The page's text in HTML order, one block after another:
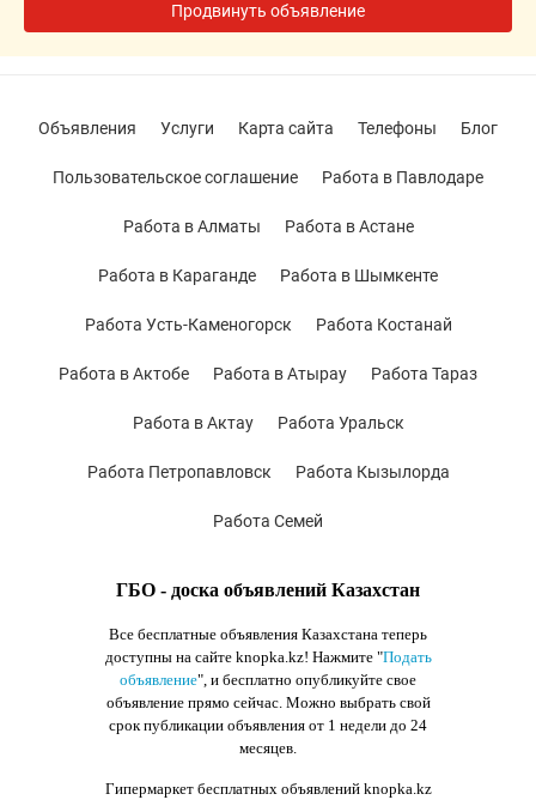
Продвинуть объявление
ГБО - доска объявлений Казахстан
Все бесплатные объявления Казахстана теперь
доступны на сайте knopka.kz! Нажмите "Подать
объявление", и бесплатно опубликуйте свое
объявление прямо сейчас. Можно выбрать свой
срок публикации объявления от 1 недели до 24
месяцев.
Гипермаркет бесплатных объявлений knopka.kz
Объявления Услуги Карта сайта Телефоны Блог
Пользовательское соглашение Работа в Павлодаре
Работа в Алматы Работа в Астане
Работа в Караганде Работа в Шымкенте
Работа Усть-Каменогорск Работа Костанай
Работа в Актобе Работа в Атырау Работа Тараз
Работа в Актау Работа Уральск
Работа Петропавловск Работа Кызылорда
Работа Семей